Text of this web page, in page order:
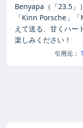
Benyapa（「23.5」
「Kinn Porsche」
えて送る、甘くハー
楽しみください！
引用元：